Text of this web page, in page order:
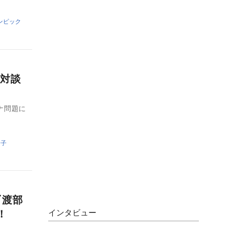
ピック
談
問題に
部
インタビュー